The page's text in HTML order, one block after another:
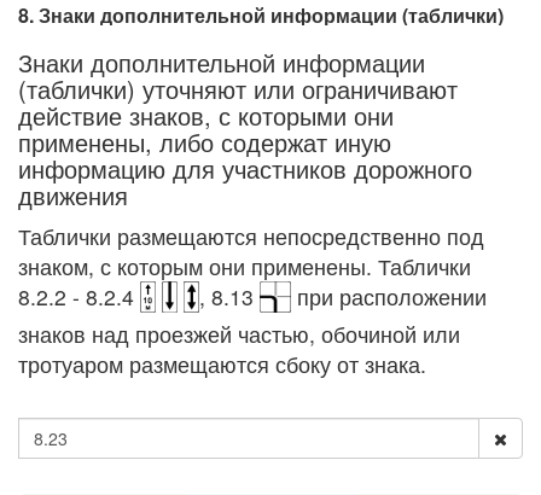
8. Знаки дополнительной информации (таблички)
Знаки дополнительной информации
(таблички) уточняют или ограничивают
действие знаков, с которыми они
применены, либо содержат иную
информацию для участников дорожного
движения
Таблички размещаются непосредственно под
знаком, с которым они применены. Таблички
8.2.2 - 8.2.4
, 8.13
при расположении
знаков над проезжей частью, обочиной или
тротуаром размещаются сбоку от знака.